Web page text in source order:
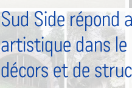
Sud Side répond
artistique dans le
décors et de